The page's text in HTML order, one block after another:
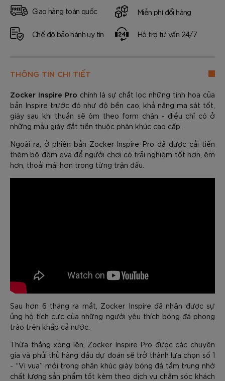
Giao hàng toàn quốc Miễn phí đổi hàng
Chế độ bảo hành uy tín Hỗ trợ tư vấn 24/7
THÔNG TIN CHI TIẾT
Zocker Inspire Pro chính là sự chắt lọc những tinh hoa của
bản Inspire trước đó như độ bền cao, khả năng ma sát tốt,
giày sau khi thuần sẽ ôm theo form chân - điều chỉ có ở
những mẫu giày đắt tiền thuộc phân khúc cao cấp.
Ngoài ra, ở phiên bản Zocker Inspire Pro đã được cải tiến
thêm bộ đệm eva để người chơi có trải nghiệm tốt hơn, êm
hơn, thoải mái hơn trong từng trận đấu.
Sau hơn 6 tháng ra mắt, Zocker Inspire đã nhận được sự
ủng hộ tích cực của những người yêu thích bóng đá phong
trào trên khắp cả nước.
Thừa thắng xông lên, Zocker Inspire Pro được các chuyên
gia và phủi thủ hàng đầu dự đoán sẽ trở thành lựa chọn số 1
- “Vị vua” mới trong phân khúc giày bóng đá tầm trung nhờ
chất lượng sản phẩm tốt kèm theo dịch vụ chăm sóc khách